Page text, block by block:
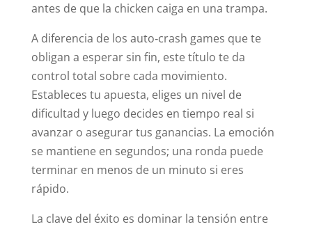
antes de que la chicken caiga en una trampa.
A diferencia de los auto‑crash games que te
obligan a esperar sin fin, este título te da
control total sobre cada movimiento.
Estableces tu apuesta, eliges un nivel de
dificultad y luego decides en tiempo real si
avanzar o asegurar tus ganancias. La emoción
se mantiene en segundos; una ronda puede
terminar en menos de un minuto si eres
rápido.
La clave del éxito es dominar la tensión entre